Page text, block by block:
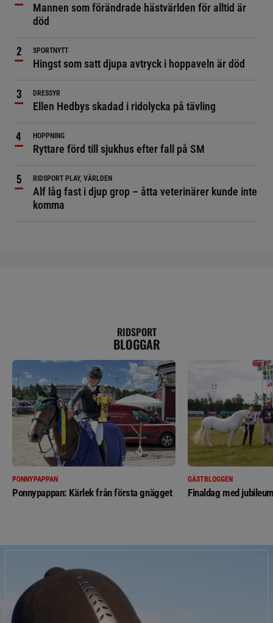
Mannen som förändrade hästvärlden för alltid är
död
SPORTNYTT
Hingst som satt djupa avtryck i hoppaveln är död
DRESSYR
Ellen Hedbys skadad i ridolycka på tävling
HOPPNING
Ryttare förd till sjukhus efter fall på SM
RIDSPORT PLAY, VÄRLDEN
Alf låg fast i djup grop – åtta veterinärer kunde inte
komma
RIDSPORT
BLOGGAR
PONNYPAPPAN
Ponnypappan: Kärlek från första gnägget
GÄSTBLOGGEN
Finaldag med